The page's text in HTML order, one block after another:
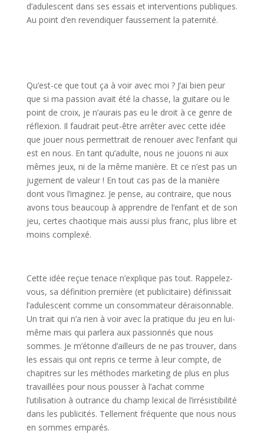
d’adulescent dans ses essais et interventions publiques.
Au point d’en revendiquer faussement la paternité.
Qu’est-ce que tout ça à voir avec moi ? J’ai bien peur
que si ma passion avait été la chasse, la guitare ou le
point de croix, je n’aurais pas eu le droit à ce genre de
réflexion. Il faudrait peut-être arrêter avec cette idée
que jouer nous permettrait de renouer avec l’enfant qui
est en nous. En tant qu’adulte, nous ne jouons ni aux
mêmes jeux, ni de la même manière. Et ce n’est pas un
jugement de valeur ! En tout cas pas de la manière
dont vous l’imaginez. Je pense, au contraire, que nous
avons tous beaucoup à apprendre de l’enfant et de son
jeu, certes chaotique mais aussi plus franc, plus libre et
moins complexé.
Cette idée reçue tenace n’explique pas tout. Rappelez-
vous, sa définition première (et publicitaire) définissait
l’adulescent comme un consommateur déraisonnable.
Un trait qui n’a rien à voir avec la pratique du jeu en lui-
même mais qui parlera aux passionnés que nous
sommes. Je m’étonne d’ailleurs de ne pas trouver, dans
les essais qui ont repris ce terme à leur compte, de
chapitres sur les méthodes marketing de plus en plus
travaillées pour nous pousser à l’achat comme
l’utilisation à outrance du champ lexical de l’irrésistibilité
dans les publicités. Tellement fréquente que nous nous
en sommes emparés.